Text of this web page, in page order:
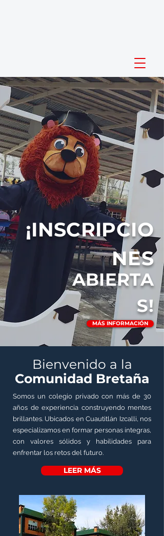
¡INSCRIPCIO
NES
ABIERTA
S!
MÁS INFORMACIÓN
Bienvenido a la
Comunidad Bretaña
Somos un colegio privado con más de 30
años de experiencia construyendo mentes
brillantes. Ubicados en Cuautitlán Izcalli, nos
especializamos en formar personas íntegras,
con valores sólidos y habilidades para
enfrentar los retos del futuro.
LEER MÁS